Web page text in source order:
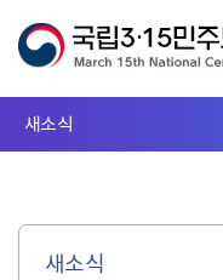
새소식
새소식